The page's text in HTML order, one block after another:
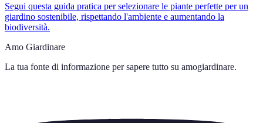
Segui questa guida pratica per selezionare le piante perfette per un
giardino sostenibile, rispettando l'ambiente e aumentando la
biodiversità.
Amo Giardinare
La tua fonte di informazione per sapere tutto su amogiardinare.